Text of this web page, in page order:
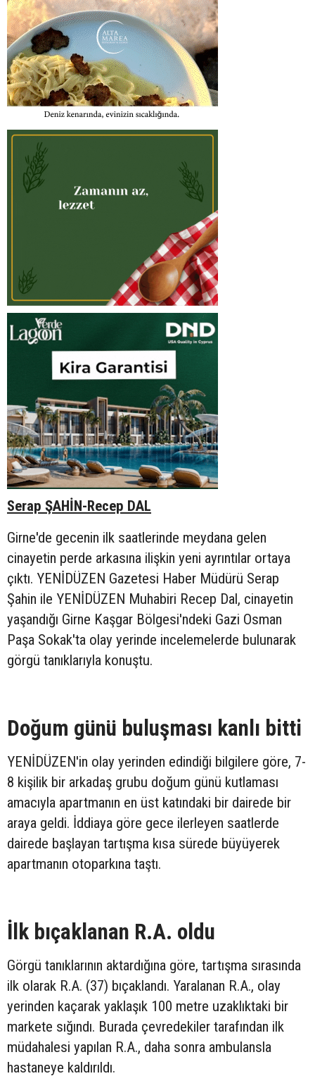
Serap ŞAHİN-Recep DAL
Girne'de gecenin ilk saatlerinde meydana gelen
cinayetin perde arkasına ilişkin yeni ayrıntılar ortaya
çıktı. YENİDÜZEN Gazetesi Haber Müdürü Serap
Şahin ile YENİDÜZEN Muhabiri Recep Dal, cinayetin
yaşandığı Girne Kaşgar Bölgesi'ndeki Gazi Osman
Paşa Sokak'ta olay yerinde incelemelerde bulunarak
görgü tanıklarıyla konuştu.
Doğum günü buluşması kanlı bitti
YENİDÜZEN'in olay yerinden edindiği bilgilere göre, 7-
8 kişilik bir arkadaş grubu doğum günü kutlaması
amacıyla apartmanın en üst katındaki bir dairede bir
araya geldi. İddiaya göre gece ilerleyen saatlerde
dairede başlayan tartışma kısa sürede büyüyerek
apartmanın otoparkına taştı.
İlk bıçaklanan R.A. oldu
Görgü tanıklarının aktardığına göre, tartışma sırasında
ilk olarak R.A. (37) bıçaklandı. Yaralanan R.A., olay
yerinden kaçarak yaklaşık 100 metre uzaklıktaki bir
markete sığındı. Burada çevredekiler tarafından ilk
müdahalesi yapılan R.A., daha sonra ambulansla
hastaneye kaldırıldı.